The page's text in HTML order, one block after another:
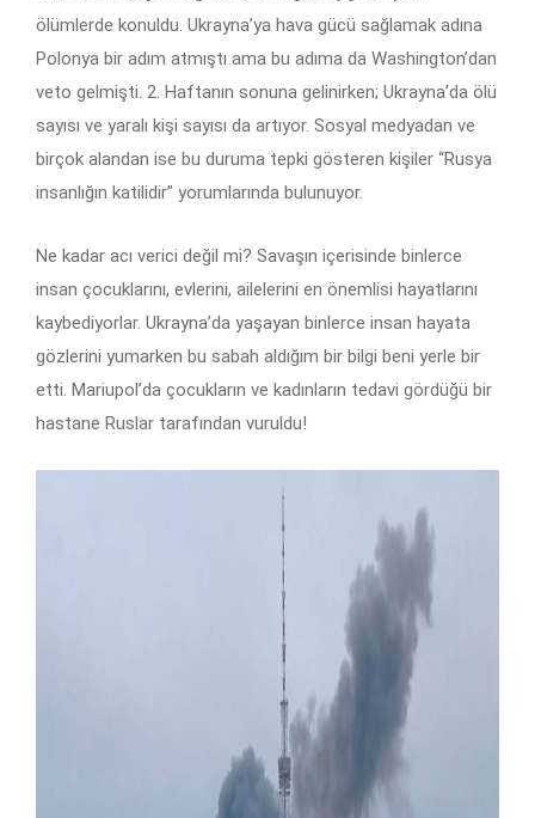
ölümlerde konuldu. Ukrayna’ya hava gücü sağlamak adına
Polonya bir adım atmıştı ama bu adıma da Washington’dan
veto gelmişti. 2. Haftanın sonuna gelinirken; Ukrayna’da ölü
sayısı ve yaralı kişi sayısı da artıyor. Sosyal medyadan ve
birçok alandan ise bu duruma tepki gösteren kişiler “Rusya
insanlığın katilidir” yorumlarında bulunuyor.
Ne kadar acı verici değil mi? Savaşın içerisinde binlerce
insan çocuklarını, evlerini, ailelerini en önemlisi hayatlarını
kaybediyorlar. Ukrayna’da yaşayan binlerce insan hayata
gözlerini yumarken bu sabah aldığım bir bilgi beni yerle bir
etti. Mariupol’da çocukların ve kadınların tedavi gördüğü bir
hastane Ruslar tarafından vuruldu!